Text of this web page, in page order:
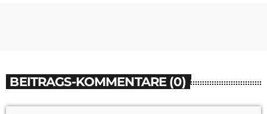
BEITRAGS-KOMMENTARE (0)